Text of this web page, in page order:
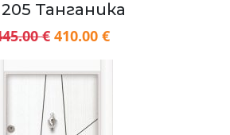
205 Танганика
€410.00 €